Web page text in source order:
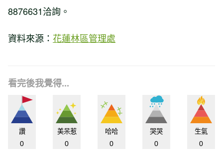
8876631洽詢。
資料來源： 花蓮林區管理處
看完後我覺得...
讚
0
美呆惹
0
哈哈
0
哭哭
0
生氣
0